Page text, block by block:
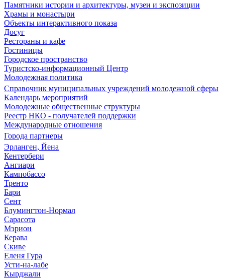
Памятники истории и архитектуры, музеи и экспозиции
Храмы и монастыри
Объекты интерактивного показа
Досуг
Рестораны и кафе
Гостиницы
Городское пространство
Туристско-информационный Центр
Молодежная политика
Справочник муниципальных учреждений молодежной сферы
Календарь мероприятий
Молодежные общественные структуры
Реестр НКО - получателей поддержки
Международные отношения
Города партнеры
Эрланген, Йена
Кентербери
Ангиари
Кампобассо
Тренто
Бари
Сент
Блумингтон-Нормал
Сарасота
Мэрион
Керава
Скиве
Еленя Гура
Усти-на-лабе
Кырджали